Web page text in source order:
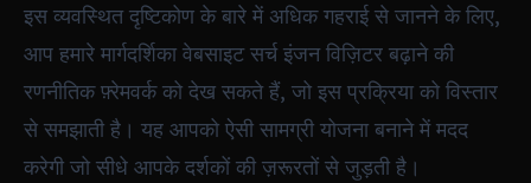
इस व्यवस्थित दृष्टिकोण के बारे में अधिक गहराई से जानने के लिए,
आप हमारे मार्गदर्शिका वेबसाइट सर्च इंजन विज़िटर बढ़ाने की
रणनीतिक फ़्रेमवर्कको देख सकते हैं, जो इस प्रक्रिया को विस्तार
से समझाती है। यह आपको ऐसी सामग्री योजना बनाने में मदद
करेगी जो सीधे आपके दर्शकों की ज़रूरतों से जुड़ती है।